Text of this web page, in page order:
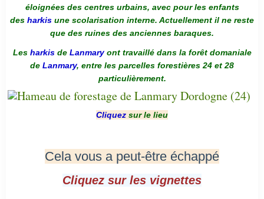
éloignées des centres urbains, avec pour les enfants
des harkis une scolarisation interne. Actuellement il ne reste
que des ruines des anciennes baraques.
Les harkis de Lanmaryont travaillé dans la forêt domaniale
de Lanmary, entre les parcelles forestières 24 et 28
particulièrement.
Cliquez sur le lieu
Cela vous a peut-être échappé
Cliquez sur les vignettes